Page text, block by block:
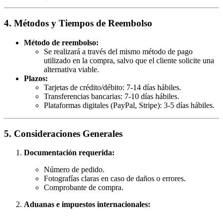
4. Métodos y Tiempos de Reembolso
Método de reembolso:
Se realizará a través del mismo método de pago
utilizado en la compra, salvo que el cliente solicite una
alternativa viable.
Plazos:
Tarjetas de crédito/débito: 7-14 días hábiles.
Transferencias bancarias: 7-10 días hábiles.
Plataformas digitales (PayPal, Stripe): 3-5 días hábiles.
5. Consideraciones Generales
Documentación requerida:
Número de pedido.
Fotografías claras en caso de daños o errores.
Comprobante de compra.
Aduanas e impuestos internacionales: